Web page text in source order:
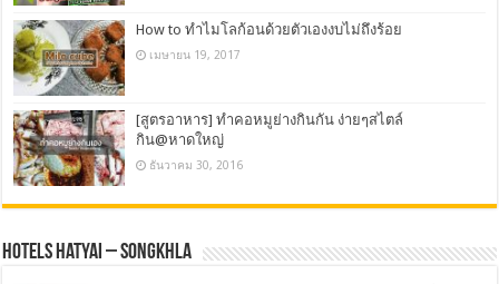
How to ทำไมโลก้อนด้วยตัวเองงบไม่ถึงร้อย
เมษายน 19, 2017
[สูตรอาหาร] ทำคอหมูย่างกินกัน ง่ายๆสไตล์
กิน@หาดใหญ่
ธันวาคม 30, 2016
Hotels Hatyai – Songkhla